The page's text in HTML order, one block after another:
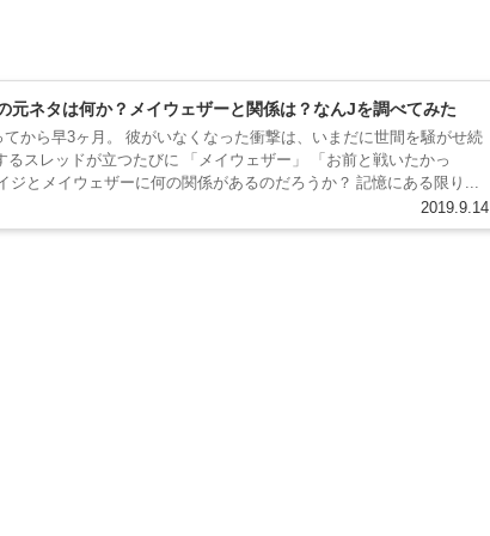
元ネタは何か？メイウェザーと関係は？なんJを調べてみた
2019.9.14
から早3ヶ月。 彼がいなくなった衝撃は、いまだに世間を騒がせ続
るスレッドが立つたびに 「メイウェザー」 「お前と戦いたかっ
ジとメイウェザーに何の関係があるのだろうか？ 記憶にある限り...